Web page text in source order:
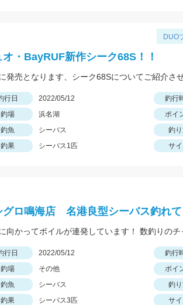
DUO
オ・BayRUF新作シーク68S！！
発売となります、シーク68Sについてご紹介さ
行日 2022/05/12 釣行
釣場
浜名湖
ポイ
釣魚
シーバス 釣
釣果
シーバス1匹 サ
グロ鳴海店 名港良型シーバス釣れ
向かってボイルが連発しています！ 数釣りのチ
行日 2022/05/12 釣行
釣場
その他
ポイ
釣魚
シーバス 釣
釣果
シーバス3匹 サ